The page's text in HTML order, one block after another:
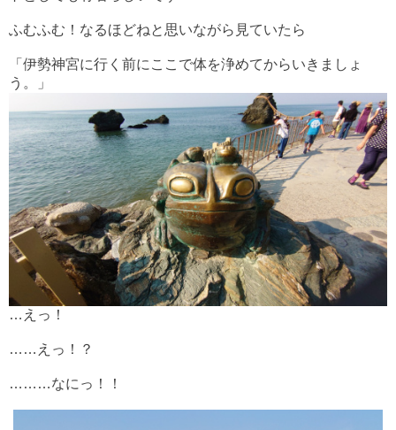
ふむふむ！なるほどねと思いながら見ていたら
「伊勢神宮に行く前にここで体を浄めてからいきましょ
う。」
…えっ！
……えっ！？
………なにっ！！